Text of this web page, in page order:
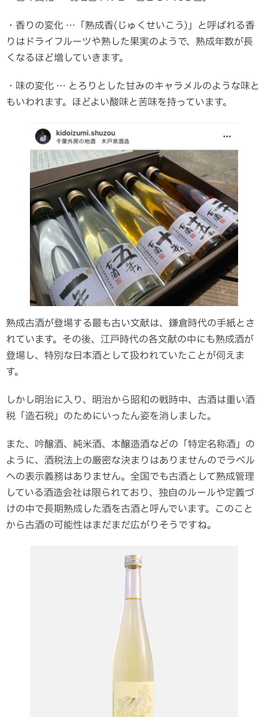
・香りの変化 …「熟成香(じゅくせいこう)」と呼ばれる香
りはドライフルーツや熟した果実のようで、熟成年数が長
くなるほど増していきます。
・味の変化 … とろりとした甘みのキャラメルのような味と
もいわれます。ほどよい酸味と苦味を持っています。
熟成古酒が登場する最も古い文献は、鎌倉時代の手紙とさ
れています。その後、江戸時代の各文献の中にも熟成酒が
登場し、特別な日本酒として扱われていたことが伺えま
す。
しかし明治に入り、明治から昭和の戦時中、古酒は重い酒
税「造石税」のためにいったん姿を消しました。
また、吟醸酒、純米酒、本醸造酒などの「特定名称酒」の
ように、酒税法上の厳密な決まりはありませんのでラベル
への表示義務はありません。全国でも古酒として熟成管理
している酒造会社は限られており、独自のルールや定義づ
けの中で長期熟成した酒を古酒と呼んでいます。このこと
から古酒の可能性はまだまだ広がりそうですね。